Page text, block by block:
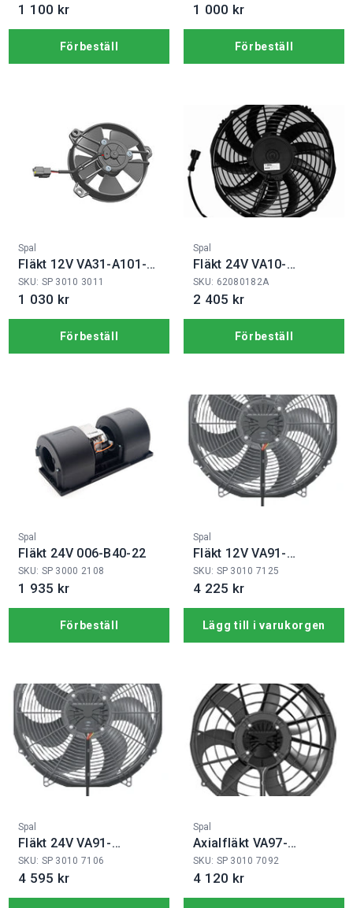
1 100 kr
Förbeställ
1 000 kr
Förbeställ
Fabrikat:
Spal
Fläkt 12V VA31-A101-
46A
SKU: SP 3010 3011
1 030 kr
Förbeställ
Fabrikat:
Spal
Fläkt 24V VA10-
BP50/C-61A
SKU: 62080182A
2 405 kr
Förbeställ
Fabrikat:
Spal
Fläkt 24V 006-B40-22
SKU: SP 3000 2108
1 935 kr
Förbeställ
Fabrikat:
Spal
Fläkt 12V VA91-
ABL326P/N-65A
SKU: SP 3010 7125
4 225 kr
Lägg till i varukorgen
Fabrikat:
Spal
Fläkt 24V VA91-
BBL341PRAN-65A
SKU: SP 3010 7106
4 595 kr
Fabrikat:
Spal
Axialfläkt VA97-
BBL339P/N-103A
SKU: SP 3010 7092
4 120 kr